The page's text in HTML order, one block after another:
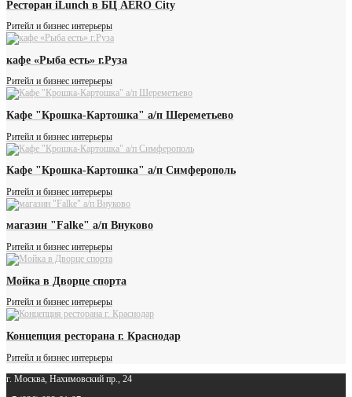
Ресторан iLunch в БЦ AERO City
Ритейл и бизнес интерьеры
кафе «Рыба есть» г.Руза
Ритейл и бизнес интерьеры
Кафе "Крошка-Картошка" а/п Шереметьево
Ритейл и бизнес интерьеры
Кафе "Крошка-Картошка" а/п Симферополь
Ритейл и бизнес интерьеры
магазин "Falke" а/п Внуково
Ритейл и бизнес интерьеры
Мойка в Дворце спорта
Ритейл и бизнес интерьеры
Концепция ресторана г. Краснодар
Ритейл и бизнес интерьеры
г. Москва, Нахимовский пр., 24